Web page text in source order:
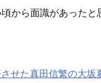
から面識があったと
せた真田信繁の大坂